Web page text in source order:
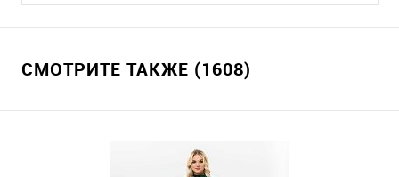
СМОТРИТЕ ТАКЖЕ (1608)